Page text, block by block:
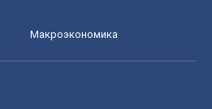
Mакроэкономика